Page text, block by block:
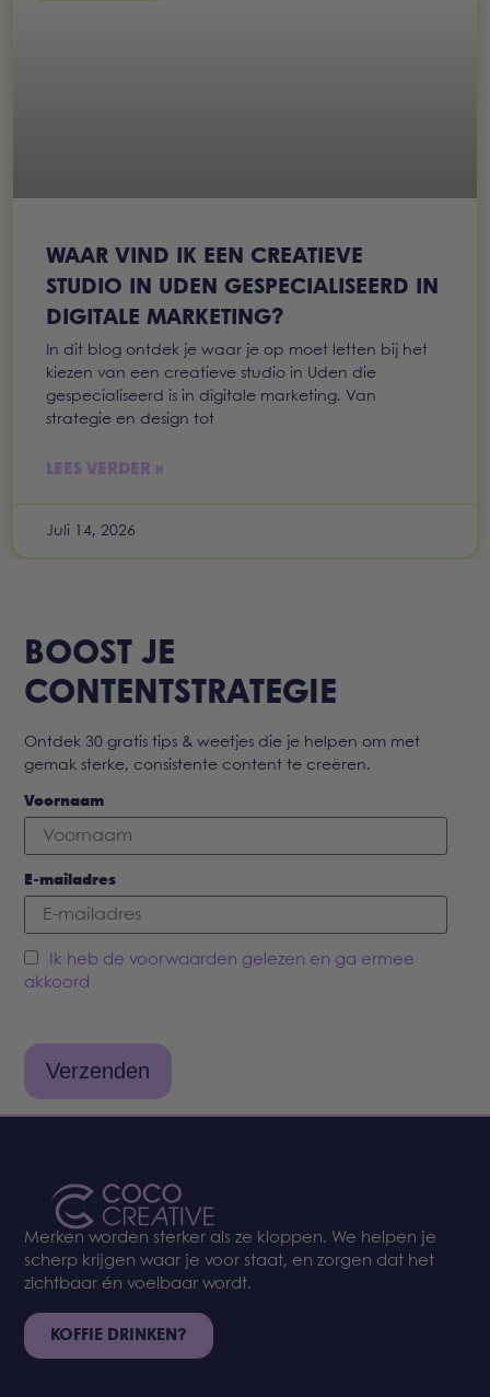
WAAR VIND IK EEN CREATIEVE
STUDIO IN UDEN GESPECIALISEERD IN
DIGITALE MARKETING?
In dit blog ontdek je waar je op moet letten bij het
kiezen van een creatieve studio in Uden die
gespecialiseerd is in digitale marketing. Van
strategie en design tot
LEES VERDER »
Juli 14, 2026
BOOST JE
CONTENTSTRATEGIE
Ontdek 30 gratis tips & weetjes die je helpen om met
gemak sterke, consistente content te creëren.
Voornaam
E-mailadres
Ik heb de voorwaarden gelezen en ga ermee
akkoord
Merken worden sterker als ze kloppen. We helpen je
scherp krijgen waar je voor staat, en zorgen dat het
zichtbaar én voelbaar wordt.
KOFFIE DRINKEN?